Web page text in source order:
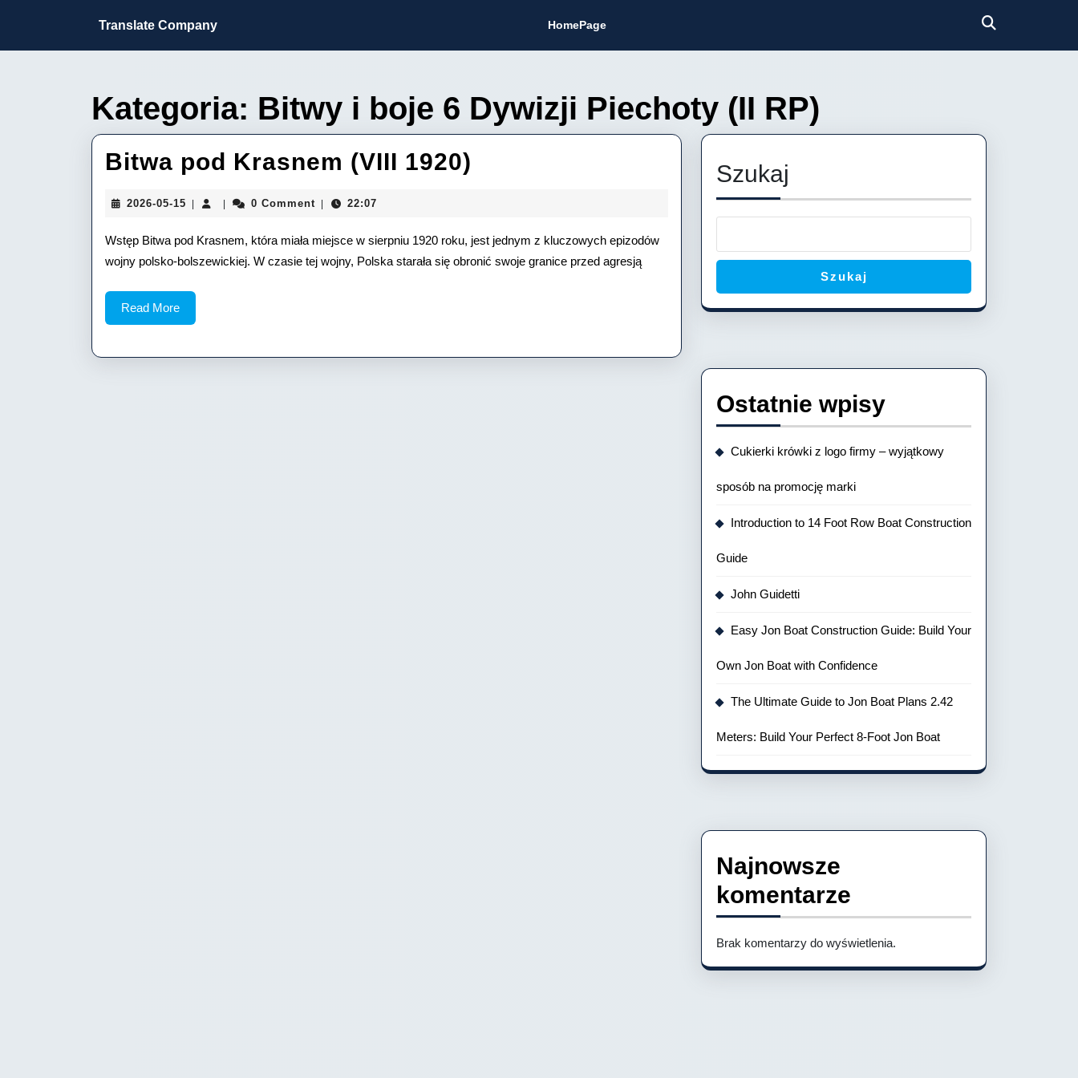
Translate Company HomePage
Kategoria: Bitwy i boje 6 Dywizji Piechoty (II RP)
Bitwa pod Krasnem (VIII 1920)
(VIII
1920)
2026-05-15 2026-
15
0 Comment 22:07
Wstęp Bitwa pod Krasnem, która miała miejsce w sierpniu 1920 roku, jest jednym z kluczowych epizodów
wojny polsko-bolszewickiej. W czasie tej wojny, Polska starała się obronić swoje granice przed agresją
Read MoreRead
More
Szukaj
Szukaj
Ostatnie wpisy
Cukierki krówki z logo firmy – wyjątkowy
sposób na promocję marki
Introduction to 14 Foot Row Boat Construction
Guide
John Guidetti
Easy Jon Boat Construction Guide: Build Your
Own Jon Boat with Confidence
The Ultimate Guide to Jon Boat Plans 2.42
Meters: Build Your Perfect 8-Foot Jon Boat
Najnowsze
komentarze
Brak komentarzy do wyświetlenia.